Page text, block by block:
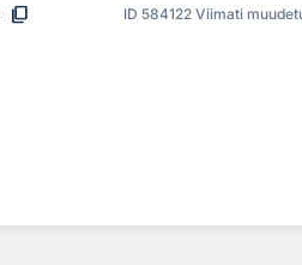
content_copy ID 584122 Viimati